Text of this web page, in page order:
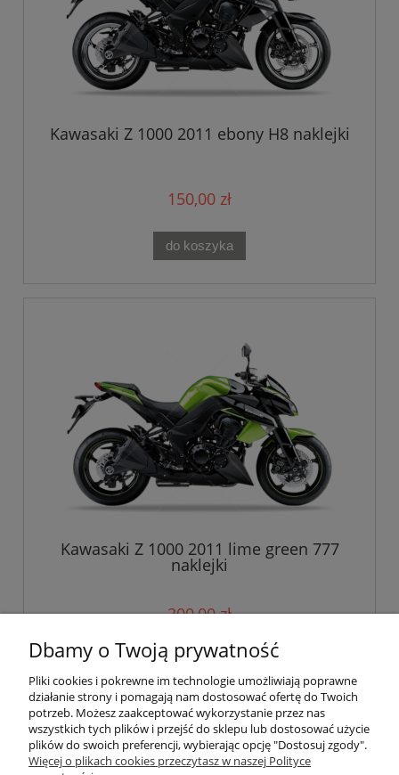
Kawasaki Z 1000 2011 ebony H8 naklejki
150,00 zł
do koszyka
Kawasaki Z 1000 2011 lime green 777
naklejki
300,00 zł
do koszyka
Pomoc
Dbamy o Twoją prywatność
Pliki cookies i pokrewne im technologie umożliwiają poprawne
działanie strony i pomagają nam dostosować ofertę do Twoich
potrzeb. Możesz zaakceptować wykorzystanie przez nas
wszystkich tych plików i przejść do sklepu lub dostosować użycie
plików do swoich preferencji, wybierając opcję "Dostosuj zgody".
Więcej o plikach cookies przeczytasz w naszej Polityce